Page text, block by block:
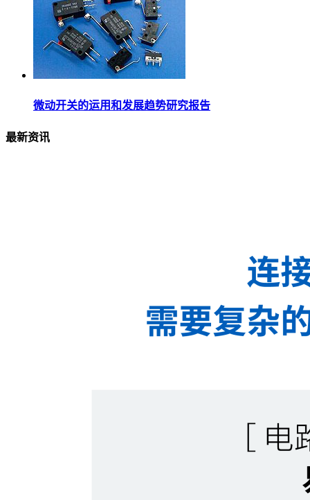
微动开关的运用和发展趋势研究报告
最新资讯